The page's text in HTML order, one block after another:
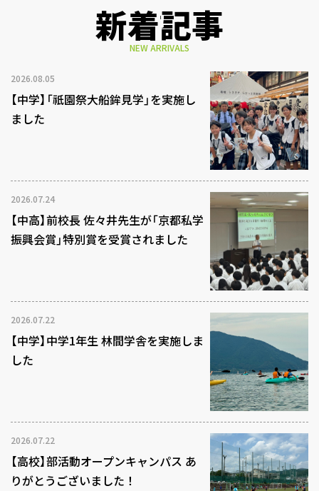
新着記事
NEW ARRIVALS
2026.08.05
【中学】「祇園祭大船鉾見学」を実施し
ました
2026.07.24
【中高】前校長 佐々井先生が「京都私学
振興会賞」特別賞を受賞されました
2026.07.22
【中学】中学1年生 林間学舎を実施しま
した
2026.07.22
【高校】部活動オープンキャンパス あ
りがとうございました！